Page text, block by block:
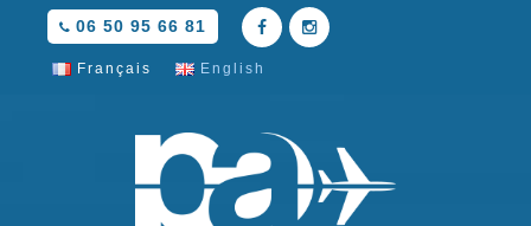
06 50 95 66 81
Français English